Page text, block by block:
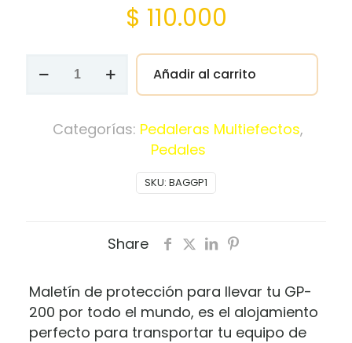
$ 110.000
Valeton
Pedalera
Añadir al carrito
SKU: BAGGP1
Categorías: Pedaleras Multiefectos,
Pedales
Share
Maletín de protección para llevar tu GP-
200 por todo el mundo, es el alojamiento
perfecto para transportar tu equipo de